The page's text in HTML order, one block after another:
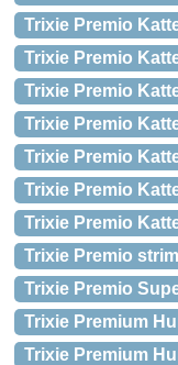
Trixie Premio
Trixie Premio
Trixie Premio
Trixie Premio
Trixie Premio
Trixie Premio
Trixie Premio
Trixie Premio
Trixie Premio
Trixie Premium
Trixie Premium